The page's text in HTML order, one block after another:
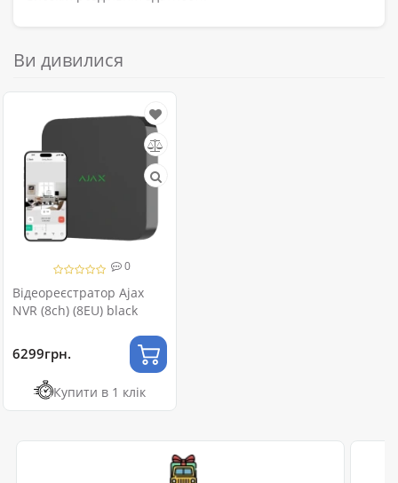
Ви дивилися
0
Відеореєстратор Ajax
NVR (8ch) (8EU) black
6299грн.
Купити в 1 клік